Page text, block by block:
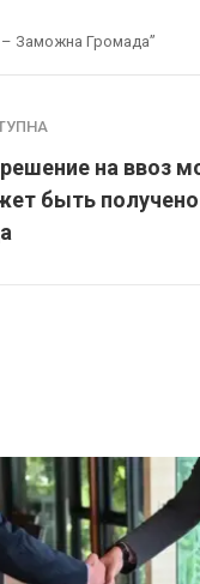
– Заможна Громада”
на ввоз
быть